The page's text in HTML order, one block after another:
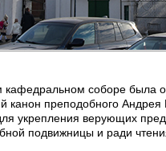
кафедральном соборе была
канон преподобного
укрепления верующих
подвижницы и ради